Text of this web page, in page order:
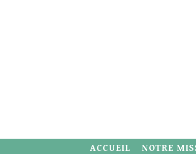
ACCUEIL NOTRE